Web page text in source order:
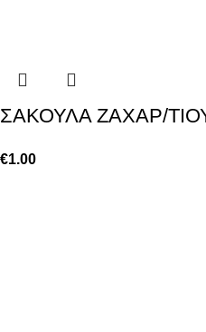
ΣΑΚΟΥΛΑ ΖΑΧΑΡ/
€1.00